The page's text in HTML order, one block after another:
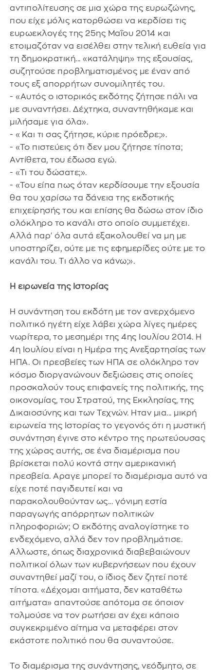
αντιπολίτευσης σε μια χώρα της ευρωζώνης,
που είχε μόλις κατορθώσει να κερδίσει τις
ευρωεκλογές της 25ης Μαΐου 2014 και
ετοιμαζόταν να εισέλθει στην τελική ευθεία για
τη δημοκρατική... «κατάληψη» της εξουσίας,
συζητούσε προβληματισμένος με έναν από
τους εξ απορρήτων συνομιλητές του.
- «Αυτός ο ιστορικός εκδότης ζήτησε πάλι να
με συναντήσει. Δέχτηκα, συναντηθήκαμε και
μιλήσαμε για όλα».
- «Και τι σας ζήτησε, κύριε πρόεδρε;».
- «Το πιστεύεις ότι δεν μου ζήτησε τίποτα;
Αντίθετα, του έδωσα εγώ.
- «Τι του δώσατε;».
- «Του είπα πως όταν κερδίσουμε την εξουσία
θα του χαρίσω τα δάνεια της εκδοτικής
επιχείρησής του και επίσης θα δώσω στον ίδιο
ολόκληρο το κανάλι στο οποίο συμμετέχει.
Αλλά παρ' όλα αυτά εξακολουθεί να μη με
υποστηρίζει, ούτε με τις εφημερίδες ούτε με το
κανάλι του. Τι άλλο να κάνω;».
Η ειρωνεία της Ιστορίας
Η συνάντηση του εκδότη με τον ανερχόμενο
πολιτικό ηγέτη είχε λάβει χώρα λίγες ημέρες
νωρίτερα, το μεσημέρι της 4ης Ιουλίου 2014. Η
4η Ιουλίου είναι η Ημέρα της Ανεξαρτησίας των
ΗΠΑ. Οι πρεσβείες των ΗΠΑ σε ολόκληρο τον
κόσμο διοργανώνουν δεξιώσεις στις οποίες
προσκαλούν τους επιφανείς της πολιτικής, της
οικονομίας, του Στρατού, της Εκκλησίας, της
Δικαιοσύνης και των Τεχνών. Ηταν μια... μικρή
ειρωνεία της Ιστορίας το γεγονός ότι η μυστική
συνάντηση έγινε στο κέντρο της πρωτεύουσας
της χώρας αυτής, σε ένα διαμέρισμα που
βρίσκεται πολύ κοντά στην αμερικανική
πρεσβεία. Αραγε μπορεί το διαμέρισμα αυτό να
είχε ποτέ παγιδευτεί και να
παρακολουθούνταν ως... γόνιμη εστία
παραγωγής απόρρητων πολιτικών
πληροφοριών; Ο εκδότης αναλογίστηκε το
ενδεχόμενο, αλλά δεν τον προβλημάτισε.
Αλλωστε, όπως διαχρονικά διαβεβαιώνουν
πολιτικοί όλων των κυβερνήσεων που έχουν
συναντηθεί μαζί του, ο ίδιος δεν ζητεί ποτέ
τίποτα. «Δέχομαι αιτήματα, δεν καταθέτω
αιτήματα» απαντούσε απότομα σε όποιον
τολμούσε να τον ρωτήσει αν έχει κάποιο
συγκεκριμένο αίτημα να μεταφέρει στον
εκάστοτε πολιτικό που θα συναντούσε.
Το διαμέρισμα της συνάντησης, νεόδμητο, σε